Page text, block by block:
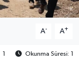
A- A+
1
Okunma Süresi: 1